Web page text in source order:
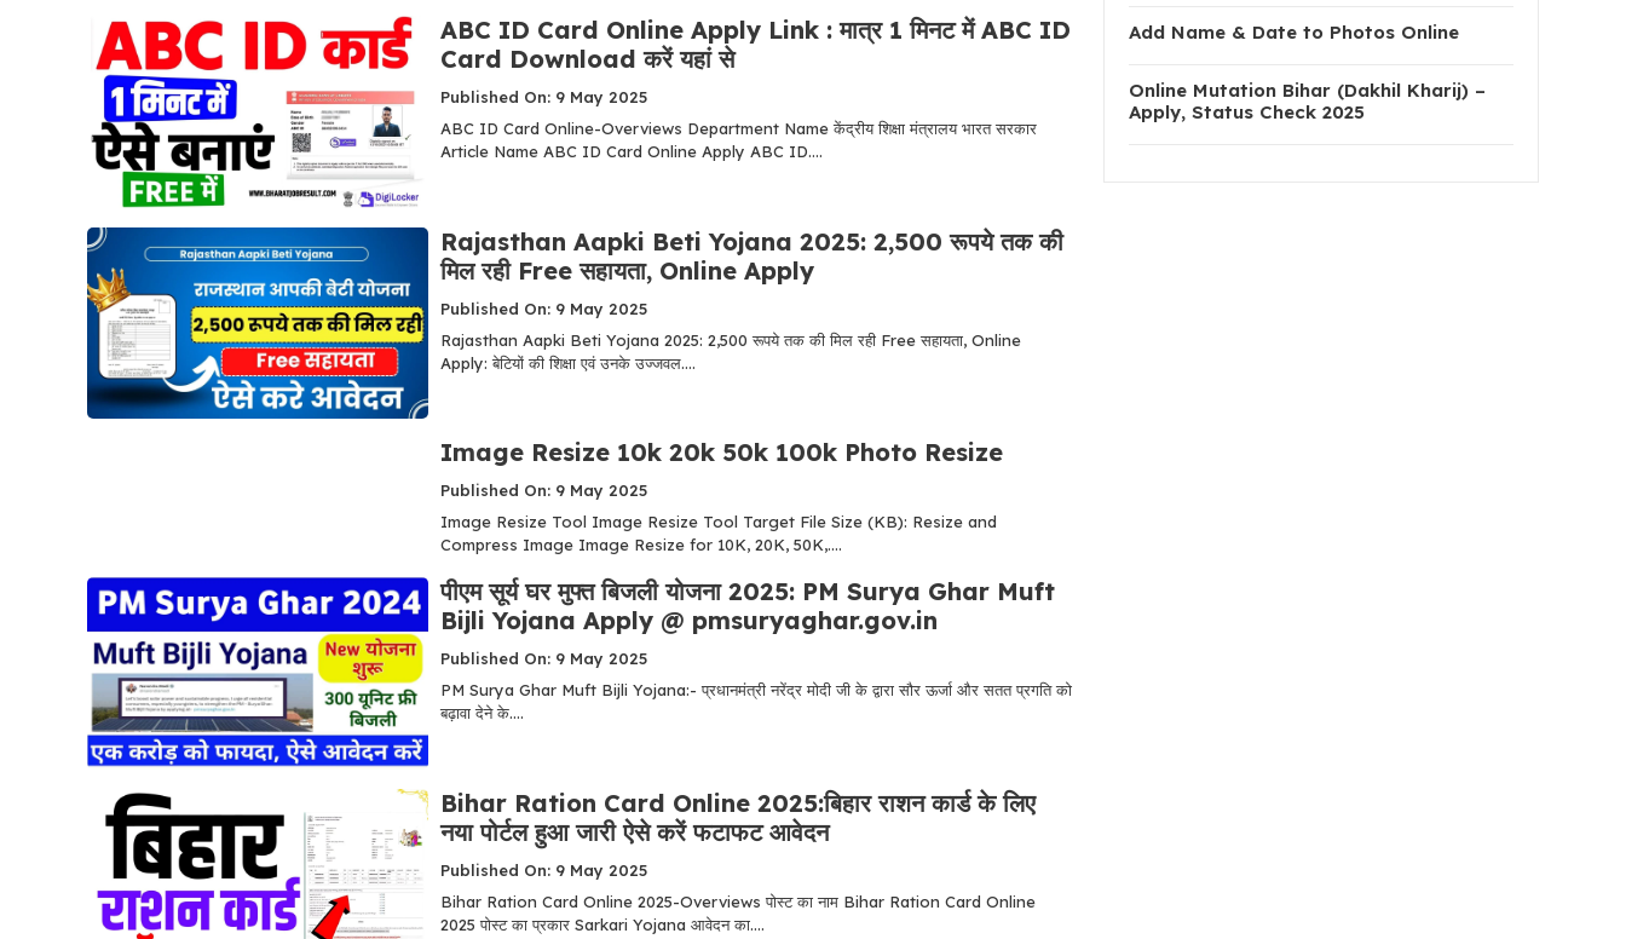
ABC ID Card Online Apply Link : मात्र 1 मिनट में ABC ID
Card Download करें यहां से
Published On: 9 May 2025
ABC ID Card Online-Overviews Department Name केंद्रीय शिक्षा मंत्रालय भारत सरकार
Article Name ABC ID Card Online Apply ABC ID....
Rajasthan Aapki Beti Yojana 2025: 2,500 रूपये तक की
मिल रही Free सहायता, Online Apply
Published On: 9 May 2025
Rajasthan Aapki Beti Yojana 2025: 2,500 रूपये तक की मिल रही Free सहायता, Online
Apply: बेटियों की शिक्षा एवं उनके उज्जवल....
Image Resize 10k 20k 50k 100k Photo Resize
Published On: 9 May 2025
Image Resize Tool Image Resize Tool Target File Size (KB): Resize and
Compress Image Image Resize for 10K, 20K, 50K,....
पीएम सूर्य घर मुफ्त बिजली योजना 2025: PM Surya Ghar Muft
Bijli Yojana Apply @ pmsuryaghar.gov.in
Published On: 9 May 2025
PM Surya Ghar Muft Bijli Yojana:- प्रधानमंत्री नरेंद्र मोदी जी के द्वारा सौर ऊर्जा और सतत प्रगति को
बढ़ावा देने के....
Bihar Ration Card Online 2025:बिहार राशन कार्ड के लिए
नया पोर्टल हुआ जारी ऐसे करें फटाफट आवेदन
Published On: 9 May 2025
Bihar Ration Card Online 2025-Overviews पोस्ट का नाम Bihar Ration Card Online
2025 पोस्ट का प्रकार Sarkari Yojana आवेदन का....
Add Name & Date to Photos Online
Online Mutation Bihar (Dakhil Kharij) –
Apply, Status Check 2025